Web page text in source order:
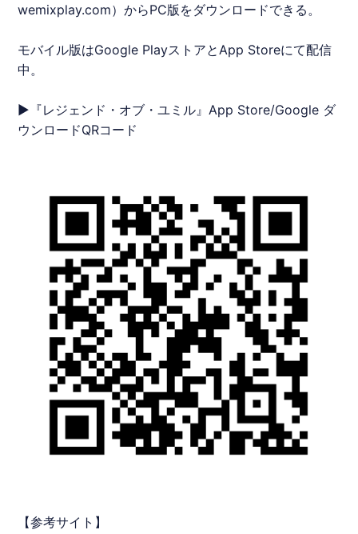
wemixplay.com）からPC版をダウンロードできる。
モバイル版はGoogle PlayストアとApp Storeにて配信
中。
▶『レジェンド・オブ・ユミル 』App Store/Google ダ
ウンロードQRコード
【参考サイト】